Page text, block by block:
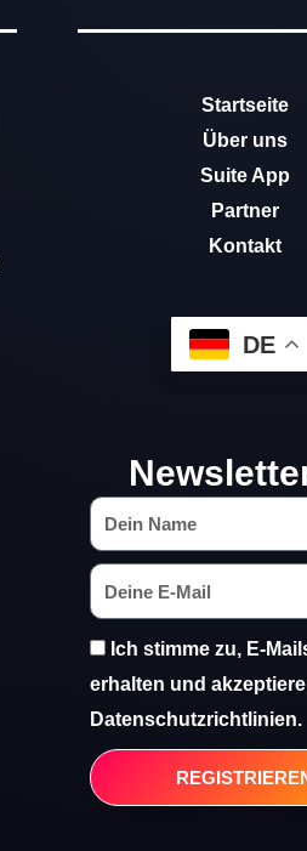
Startseite
Über uns
Suite App
Partner
Kontakt
DE
Ich stimme zu, E-
erhalten und
Datenschutzrichtlinien.